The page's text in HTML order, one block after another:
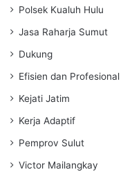
Polsek Kualuh Hulu
Jasa Raharja Sumut
Dukung
Efisien dan Profesional
Kejati Jatim
Kerja Adaptif
Pemprov Sulut
Victor Mailangkay